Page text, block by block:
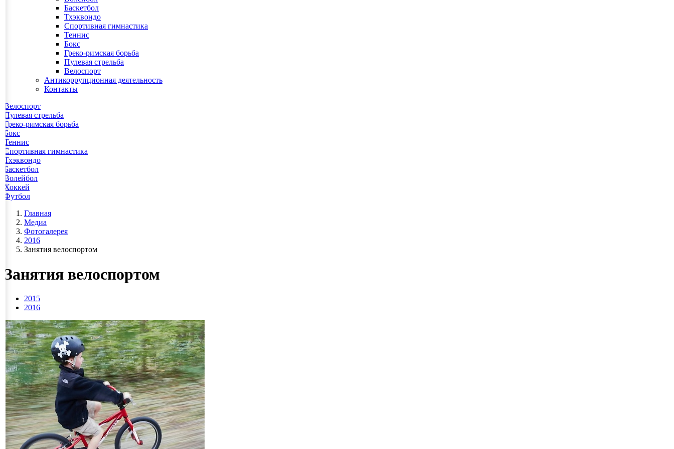
Баскетбол
Тхэквондо
Спортивная гимнастика
Теннис
Бокс
Греко-римская борьба
Пулевая стрельба
Велоспорт
Антикоррупционная деятельность
Контакты
Велоспорт
Пулевая стрельба
Греко-римская борьба
Бокс
Теннис
Спортивная гимнастика
Тхэквондо
Баскетбол
Волейбол
Хоккей
Футбол
Главная
Медиа
Фотогалерея
2016
Занятия велоспортом
Занятия велоспортом
2015
2016